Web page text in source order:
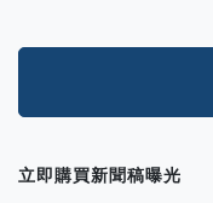
立即購買新聞稿曝光